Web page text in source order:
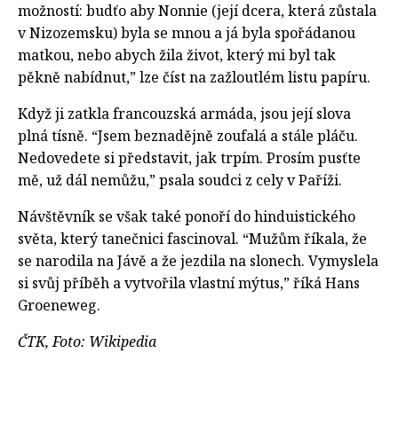
možností: budťo aby Nonnie (její dcera, která zůstala
v Nizozemsku) byla se mnou a já byla spořádanou
matkou, nebo abych žila život, který mi byl tak
pěkně nabídnut,” lze číst na zažloutlém listu papíru.
Když ji zatkla francouzská armáda, jsou její slova
plná tísně. “Jsem beznadějně zoufalá a stále pláču.
Nedovedete si představit, jak trpím. Prosím pusťte
mě, už dál nemůžu,” psala soudci z cely v Paříži.
Návštěvník se však také ponoří do hinduistického
světa, který tanečnici fascinoval. “Mužům říkala, že
se narodila na Jávě a že jezdila na slonech. Vymyslela
si svůj příběh a vytvořila vlastní mýtus,” říká Hans
Groeneweg.
ČTK, Foto: Wikipedia